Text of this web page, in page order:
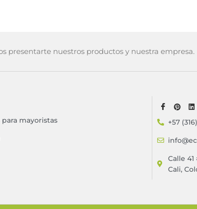
presentarte nuestros productos y nuestra empresa.
para mayoristas +57
Calle
Cali,